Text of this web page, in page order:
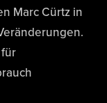
Marc Cürtz in